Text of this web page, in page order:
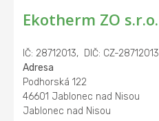
Ekotherm ZO s.r.o.
IČ: 28712013, DIČ: CZ-28712013
Adresa
Podhorská 122
46601 Jablonec nad Nisou
Jablonec nad Nisou